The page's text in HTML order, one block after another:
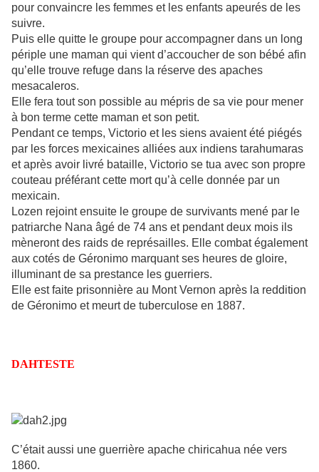
pour convaincre les femmes et les enfants apeurés de les
suivre.
Puis elle quitte le groupe pour accompagner dans un long
périple une maman qui vient d’accoucher de son bébé afin
qu’elle trouve refuge dans la réserve des apaches
mesacaleros.
Elle fera tout son possible au mépris de sa vie pour mener
à bon terme cette maman et son petit.
Pendant ce temps, Victorio et les siens avaient été piégés
par les forces mexicaines alliées aux indiens tarahumaras
et après avoir livré bataille, Victorio se tua avec son propre
couteau préférant cette mort qu’à celle donnée par un
mexicain.
Lozen rejoint ensuite le groupe de survivants mené par le
patriarche Nana âgé de 74 ans et pendant deux mois ils
mèneront des raids de représailles. Elle combat également
aux cotés de Géronimo marquant ses heures de gloire,
illuminant de sa prestance les guerriers.
Elle est faite prisonnière au Mont Vernon après la reddition
de Géronimo et meurt de tuberculose en 1887.
DAHTESTE
C’était aussi une guerrière apache chiricahua née vers
1860.